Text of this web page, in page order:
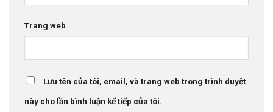
Trang web
Lưu tên của tôi, email, và trang web trong trình duyệt
này cho lần bình luận kế tiếp của tôi.